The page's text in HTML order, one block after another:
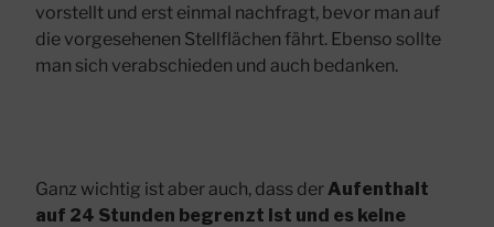
vorstellt und erst einmal nachfragt, bevor man auf
die vorgesehenen Stellflächen fährt. Ebenso sollte
man sich verabschieden und auch bedanken.
Ganz wichtig ist aber auch, dass der Aufenthalt
auf 24 Stunden begrenzt ist und es keine